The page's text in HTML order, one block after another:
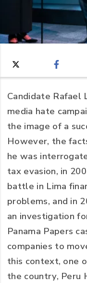
Candidate Rafael
media hate
the image of a
However, the
he was
tax evasion, in
battle in Lima
problems, and in
an investigation
Panama Papers
companies to
this context, one
the country, Peru